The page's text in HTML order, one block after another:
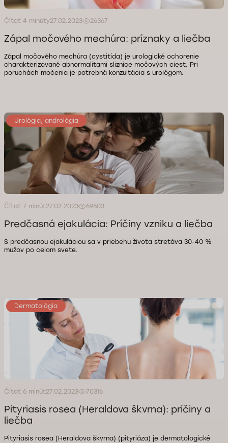
Čítať 4 minúty27.02.2023 26367
Zápal močového mechúra: príznaky a liečba
Zápal močového mechúra (cystitída) je urologické ochorenie
charakterizované abnormalitami sliznice močových ciest. Pri
poruchách močenia je potrebná konzultácia s urológom.
Urológia, andrológia
Čítať 7 minút27.02.2023 69503
Predčasná ejakulácia: Príčiny vzniku a liečba
S predčasnou ejakuláciou sa v priebehu života stretáva 30-40 %
mužov po celom svete.
Dermatológia
Čítať 6 minút27.02.2023 70316
Pityriasis rosea (Heraldova škvrna): príčiny a
liečba
Pityriasis rosea (Heraldova škvrna) (pityriáza) je dermatologické